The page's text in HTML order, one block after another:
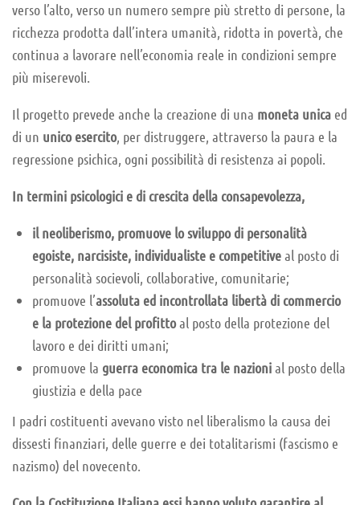
verso l’alto, verso un numero sempre più stretto di persone, la
ricchezza prodotta dall’intera umanità, ridotta in povertà, che
continua a lavorare nell’economia reale in condizioni sempre
più miserevoli.
Il progetto prevede anche la creazione di una moneta unica ed
di un unico esercito, per distruggere, attraverso la paura e la
regressione psichica, ogni possibilità di resistenza ai popoli.
In termini psicologici e di crescita della consapevolezza,
il neoliberismo, promuove lo sviluppo di personalità
egoiste, narcisiste, individualiste e competitiveal posto di
personalità socievoli, collaborative, comunitarie;
promuove l’assoluta ed incontrollata libertà di commercio
e la protezione del profittoal posto della protezione del
lavoro e dei diritti umani;
promuove la guerra economica tra le nazionial posto della
giustizia e della pace
I padri costituenti avevano visto nel liberalismo la causa dei
dissesti finanziari, delle guerre e dei totalitarismi (fascismo e
nazismo) del novecento.